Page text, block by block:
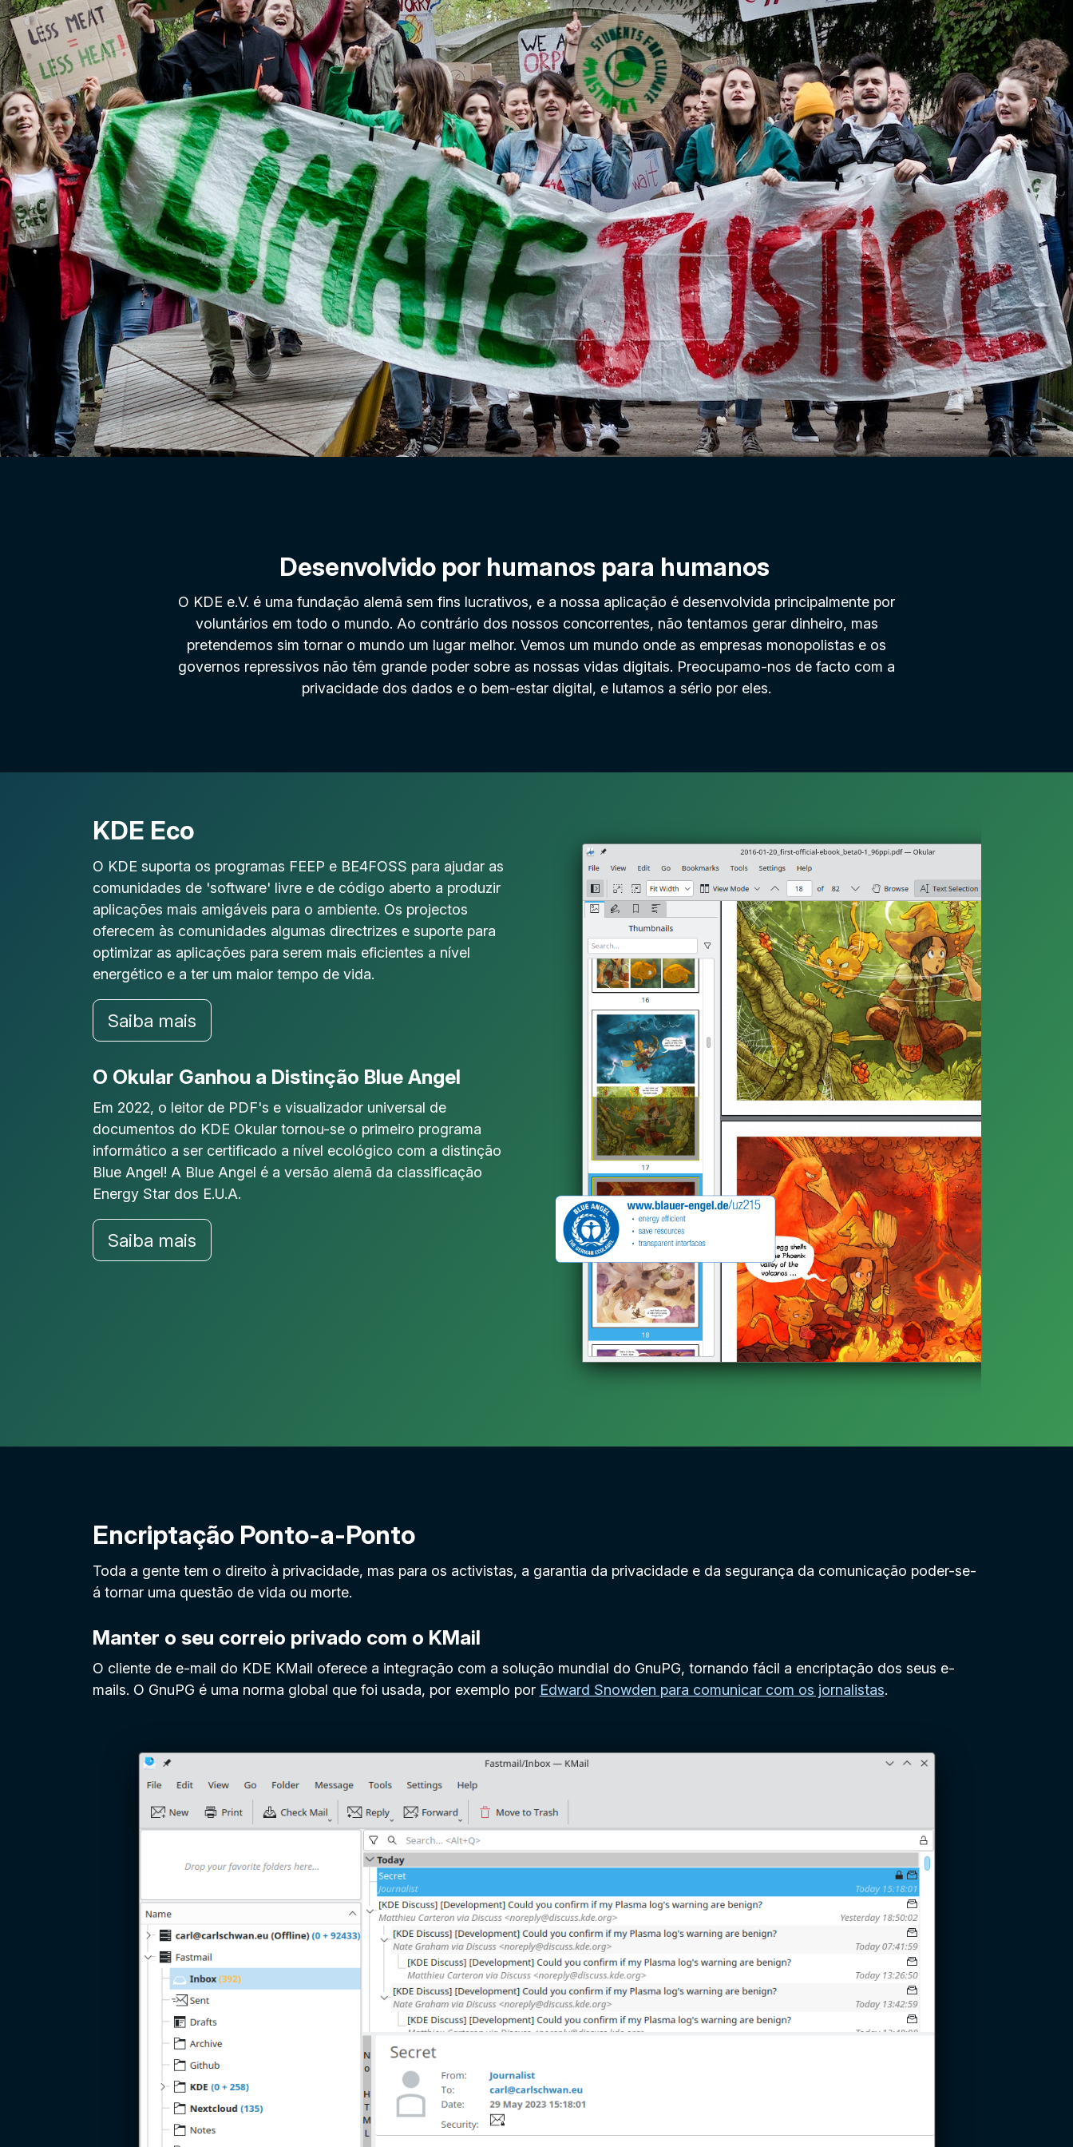
Desenvolvido por humanos para humanos
O KDE e.V. é uma fundação alemã sem fins lucrativos, e a nossa aplicação é desenvolvida principalmente por
voluntários em todo o mundo. Ao contrário dos nossos concorrentes, não tentamos gerar dinheiro, mas
pretendemos sim tornar o mundo um lugar melhor. Vemos um mundo onde as empresas monopolistas e os
governos repressivos não têm grande poder sobre as nossas vidas digitais. Preocupamo-nos de facto com a
privacidade dos dados e o bem-estar digital, e lutamos a sério por eles.
KDE Eco
O KDE suporta os programas FEEP e BE4FOSS para ajudar as
comunidades de 'software' livre e de código aberto a produzir
aplicações mais amigáveis para o ambiente. Os projectos
oferecem às comunidades algumas directrizes e suporte para
optimizar as aplicações para serem mais eficientes a nível
energético e a ter um maior tempo de vida.
Saiba mais
O Okular Ganhou a Distinção Blue Angel
Em 2022, o leitor de PDF's e visualizador universal de
documentos do KDE Okular tornou-se o primeiro programa
informático a ser certificado a nível ecológico com a distinção
Blue Angel! A Blue Angel é a versão alemã da classificação
Energy Star dos E.U.A.
Saiba mais
Encriptação Ponto-a-Ponto
Toda a gente tem o direito à privacidade, mas para os activistas, a garantia da privacidade e da segurança da comunicação poder-se-
á tornar uma questão de vida ou morte.
Manter o seu correio privado com o KMail
O cliente de e-mail do KDE KMail oferece a integração com a solução mundial do GnuPG, tornando fácil a encriptação dos seus e-
mails. O GnuPG é uma norma global que foi usada, por exemplo por Edward Snowden para comunicar com os jornalistas.